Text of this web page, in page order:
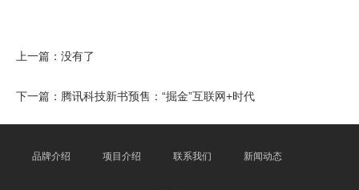
上一篇：没有了
下一篇： 腾讯科技新书预售：“掘金”互联网+时代
品牌介绍 项目介绍 联系我们 新闻动态